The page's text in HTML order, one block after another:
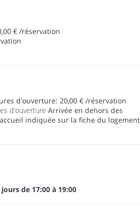
€ /réservation
d'ouverture: 20,00 € /réservation
d'ouverture Arrivée en dehors des
indiquée sur la fiche du logement
de 17:00 à 19:00